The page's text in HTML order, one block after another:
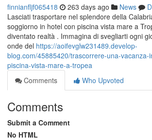
finnianfljf065418 263 days ago News
Lasciati trasportare nel splendore della
soggiorno in hotel con piscina vista mare a
diventato realtà . Immagina di svegliarti ogni
onde del https://aoifevglw231489.develop-
blog.com/45885420/trascorrere-una-vacanza-
piscina-vista-mare-a-tropea
Comments
Who Upvoted
Comments
Submit a Comment
No HTML